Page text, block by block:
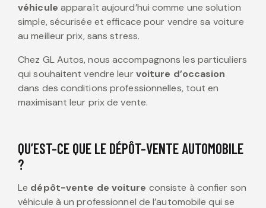
véhicule apparaît aujourd’hui comme une solution
simple, sécurisée et efficace pour vendre sa voiture
au meilleur prix, sans stress.
Chez GL Autos, nous accompagnons les particuliers
qui souhaitent vendre leurvoiture d’occasion
dans des conditions professionnelles, tout en
maximisant leur prix de vente.
QU’EST-CE QUE LE DÉPÔT-VENTE AUTOMOBILE
?
Le dépôt-vente de voiture consiste à confier son
véhicule à un professionnel de l’automobile qui se